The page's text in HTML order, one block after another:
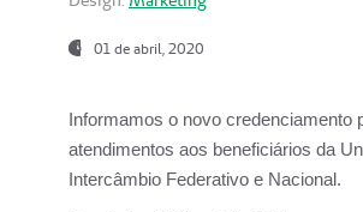
01 de abril, 2020
Informamos o novo credenciamento
atendimentos aos beneficiários da
Intercâmbio Federativo e Nacional.